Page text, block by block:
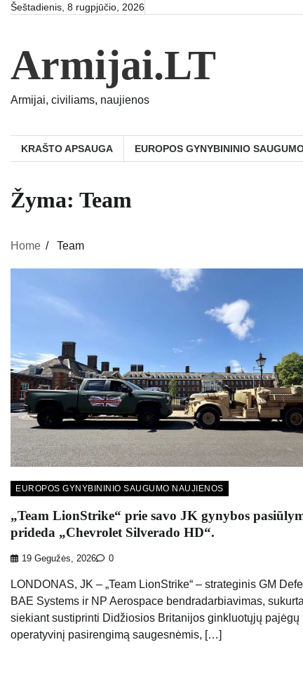
SkipŠeštadienis, 8 rugpjūčio, 2026
Armijai.LT
Armijai, civiliams, naujienos
KRAŠTO APSAUGA EUROPOS GYNYBININIO
Žyma: Team
Home Team
EUROPOS GYNYBININIO SAUGUMO NAUJIENOS
„Team LionStrike“ prie savo JK gynybos
prideda „Chevrolet Silverado HD“.
19 Gegužės, 2026 0
LONDONAS, JK – „Team LionStrike“ – strateginis GM
BAE Systems ir NP Aerospace bendradarbiavimas,
siekiant sustiprinti Didžiosios Britanijos ginkluotųjų pajėgų
operatyvinį pasirengimą saugesnėmis, […]